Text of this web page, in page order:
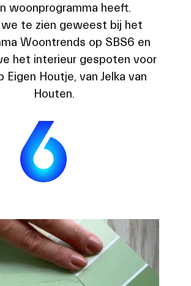
woonprogramma heeft.
we te zien geweest bij het
Woontrends op SBS6 en
het interieur gespoten voor
Eigen Houtje, van Jelka van
Houten.